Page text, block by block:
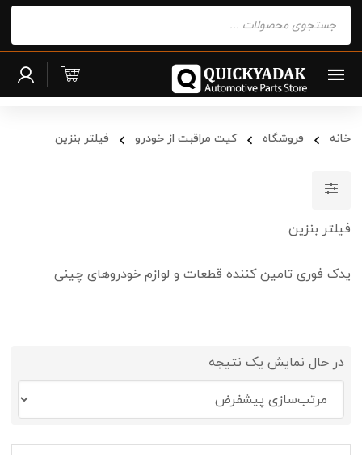
search
خانه فروشگاه کیت مراقبت از خودرو فیلتر بنزین
فیلتر بنزین
یدک فوری تامین کننده قطعات و لوازم خودروهای چینی
در حال نمایش یک نتیجه